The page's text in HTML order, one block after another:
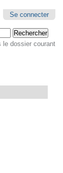
Se connecter
le dossier courant